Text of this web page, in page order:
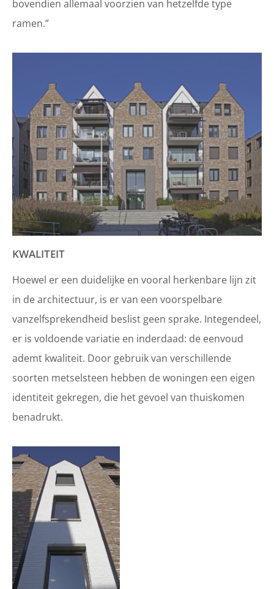
bovendien allemaal voorzien van hetzelfde type
ramen.”
KWALITEIT
Hoewel er een duidelijke en vooral herkenbare lijn zit
in de architectuur, is er van een voorspelbare
vanzelfsprekendheid beslist geen sprake. Integendeel,
er is voldoende variatie en inderdaad: de eenvoud
ademt kwaliteit. Door gebruik van verschillende
soorten metselsteen hebben de woningen een eigen
identiteit gekregen, die het gevoel van thuiskomen
benadrukt.